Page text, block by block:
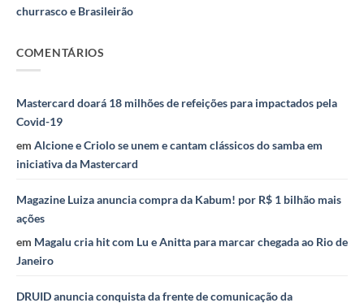
churrasco e Brasileirão
COMENTÁRIOS
Mastercard doará 18 milhões de refeições para impactados pela
Covid-19
em Alcione e Criolo se unem e cantam clássicos do samba em
iniciativa da Mastercard
Magazine Luiza anuncia compra da Kabum! por R$ 1 bilhão mais
ações
em Magalu cria hit com Lu e Anitta para marcar chegada ao Rio de
Janeiro
DRUID anuncia conquista da frente de comunicação da